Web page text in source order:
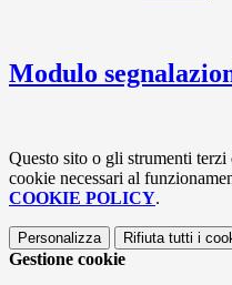
Modulo
Questo sito o gli strumenti
cookie necessari al
COOKIE POLICY.
Personalizza Rifiuta tutti i
Gestione cookie